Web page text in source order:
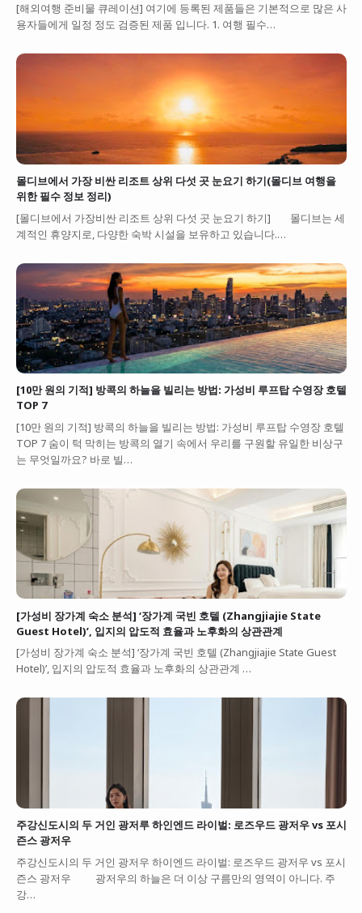
[해외여행 준비물 큐레이션] 여기에 등록된 제품들은 기본적으로 많은 사
용자들에게 일정 정도 검증된 제품 입니다. 1. 여행 필수…
몰디브에서 가장 비싼 리조트 상위 다섯 곳 눈요기 하기(몰디브 여행을
위한 필수 정보 정리)
[몰디브에서 가장비싼 리조트 상위 다섯 곳 눈요기 하기] 몰디브는 세
계적인 휴양지로, 다양한 숙박 시설을 보유하고 있습니다.…
[10만 원의 기적] 방콕의 하늘을 빌리는 방법: 가성비 루프탑 수영장 호텔
TOP 7
[10만 원의 기적] 방콕의 하늘을 빌리는 방법: 가성비 루프탑 수영장 호텔
TOP 7 숨이 턱 막히는 방콕의 열기 속에서 우리를 구원할 유일한 비상구
는 무엇일까요? 바로 빌…
[가성비 장가계 숙소 분석] ‘장가계 국빈 호텔 (Zhangjiajie State
Guest Hotel)’, 입지의 압도적 효율과 노후화의 상관관계
[가성비 장가계 숙소 분석] ‘장가계 국빈 호텔 (Zhangjiajie State Guest
Hotel)’, 입지의 압도적 효율과 노후화의 상관관계 …
주강신도시의 두 거인 광저루 하인엔드 라이벌: 로즈우드 광저우 vs 포시
즌스 광저우
주강신도시의 두 거인 광저우 하이엔드 라이벌: 로즈우드 광저우 vs 포시
즌스 광저우 광저우의 하늘은 더 이상 구름만의 영역이 아니다. 주
강…